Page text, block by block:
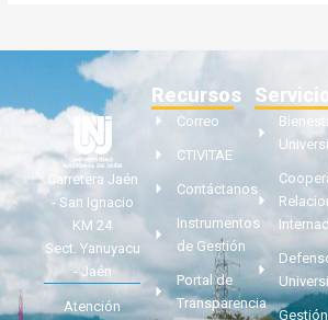
Carretera Jaén
- San Ignacio
KM 24
Sect. Yanuyacu
- Jaén
Atención
Recursos
Correo
CTIVITAE
Contáctanos
Instrumentos
de Gestión
Portal de
Transparencia